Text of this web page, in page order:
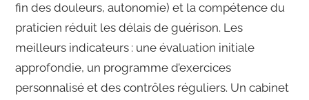
fin des douleurs, autonomie) et la compétence du
praticien réduit les délais de guérison. Les
meilleurs indicateurs : une évaluation initiale
approfondie, un programme d’exercices
personnalisé et des contrôles réguliers. Un cabinet